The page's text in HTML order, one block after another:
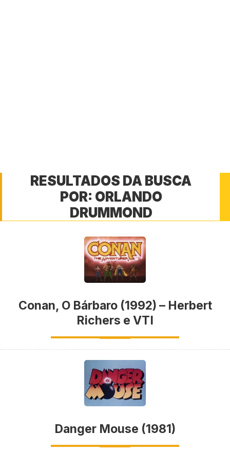
RESULTADOS DA BUSCA
POR: ORLANDO
DRUMMOND
Conan, O Bárbaro (1992) – Herbert
Richers e VTI
Danger Mouse (1981)